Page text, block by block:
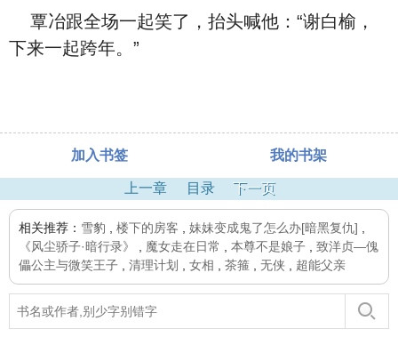
覃冶跟全场一起笑了，抬头喊他：“谢白榆，
下来一起跨年。”
加入书签 我的书架
上一章 目录 下一页
相关推荐： 雪豹 楼下的房客 妹妹变成鬼了怎么办[暗黑复仇]
《风尘骄子·暗行录》
魔女走在日常 本尊不是娘子
致洋贞—傀
儡公主与微笑王子
清理计划 女相 茶箍 无侠 超能父亲